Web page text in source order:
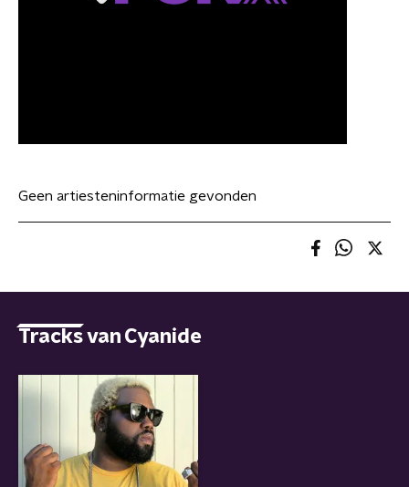
Geen artiesteninformatie gevonden
Tracks van Cyanide